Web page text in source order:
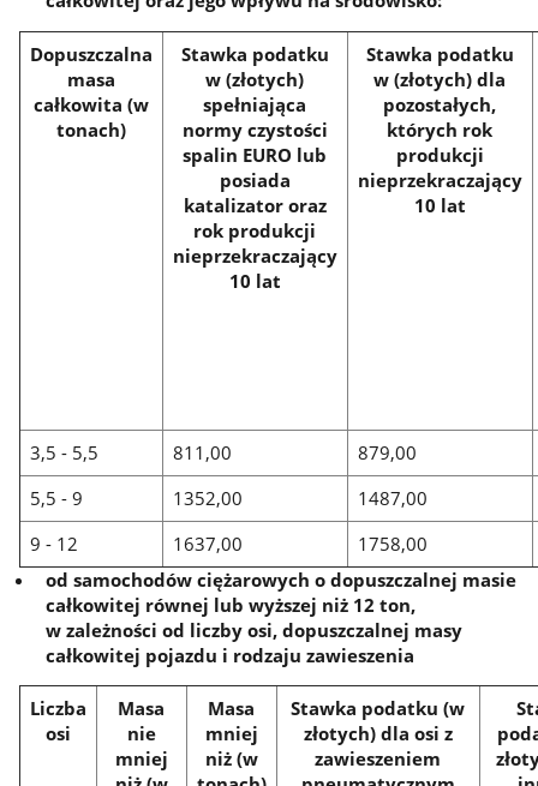
Dopuszczalna
masa
całkowita (w
tonach)
Stawka podatku
w (złotych)
spełniająca
normy czystości
spalin EURO lub
posiada
katalizator oraz
rok produkcji
nieprzekraczający
10 lat
Stawka podatku
w (złotych) dla
pozostałych,
których rok
produkcji
nieprzekraczający
10 lat
3,5 - 5,5 811,00
879,00
5,5 - 9
1352,00
1487,00
9 - 12
1637,00
1758,00
od samochodów ciężarowych o dopuszczalnej masie
całkowitej równej lub wyższej niż 12 ton,
w zależności od liczby osi, dopuszczalnej masy
całkowitej pojazdu i rodzaju zawieszenia
Liczba
osi
Masa
nie
mniej
Masa
mniej
niż (w
Stawka podatku (w
złotych) dla osi z
zawieszeniem